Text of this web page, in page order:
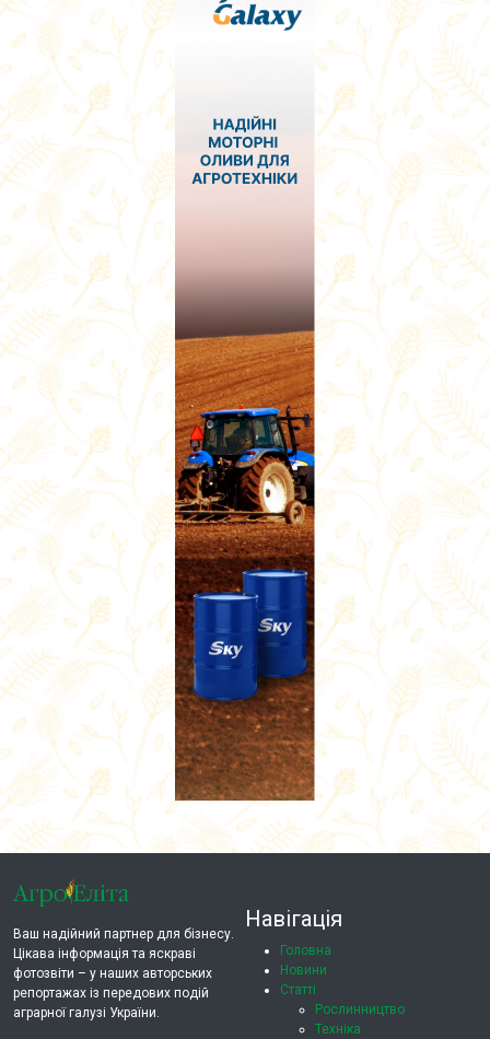
Ваш надійний партнер для бізнесу.
Цікава інформація та яскраві
фотозвіти – у наших авторських
репортажах із передових подій
аграрної галузі України.
Навігація
Головна
Новини
Статті
Рослинництво
Техніка